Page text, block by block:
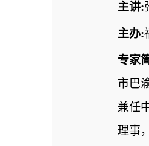
主讲:
主办:
专家
市巴
兼任
理事